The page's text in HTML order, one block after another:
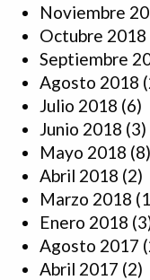
Noviembre
Octubre 2018
Septiembre
Agosto 2018
Julio 2018 (6)
Junio 2018 (3)
Mayo 2018 (8)
Abril 2018 (2)
Marzo 2018
Enero 2018
Agosto 2017
Abril 2017 (2)